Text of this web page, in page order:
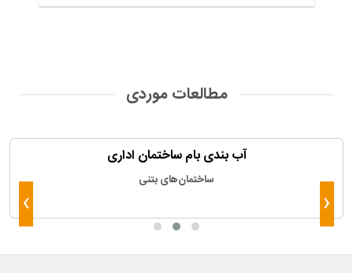
مطالعات موردی
آب بندی بام ساختمان اداری
ساختمان‌های بتنی
‹
›